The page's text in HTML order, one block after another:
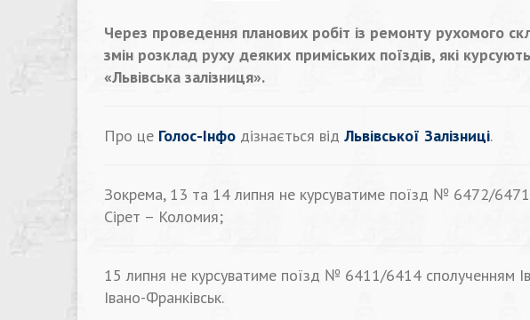
Через проведення планових робіт із ремонту рухомого
змін розклад руху деяких приміських поїздів, які
«Львівська залізниця».
Про це Голос-Інфо дізнається від Львівської Залізниці.
Зокрема, 13 та 14 липня не курсуватиме поїзд № 6472/
Сірет – Коломия;
15 липня не курсуватиме поїзд № 6411/6414 сполученням
Івано-Франківськ.